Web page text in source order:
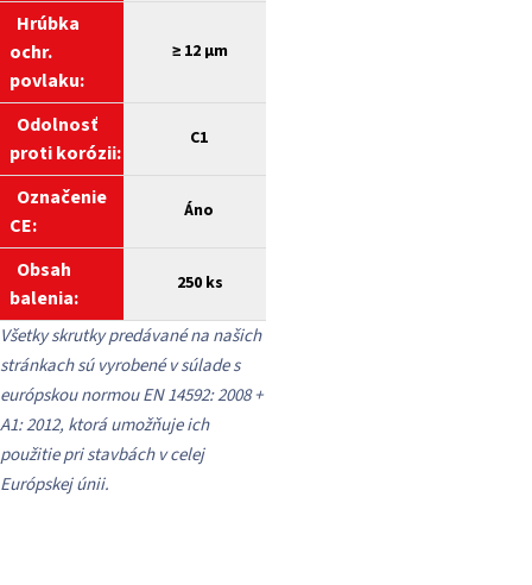
Hrúbka
ochr.
povlaku:
≥ 12 µm
Odolnosť
proti korózii:
C1
Označenie
CE:
Áno
Obsah
balenia:
250 ks
Všetky skrutky predávané na našich
stránkach sú vyrobené v súlade s
európskou normou EN 14592: 2008 +
A1: 2012, ktorá umožňuje ich
použitie pri stavbách v celej
Európskej únii.